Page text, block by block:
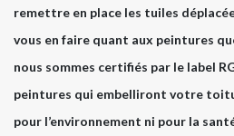
remettre en place les tuiles
vous en faire quant aux peintures
nous sommes certifiés par le label
peintures qui embelliront votre
pour l’environnement ni pour la